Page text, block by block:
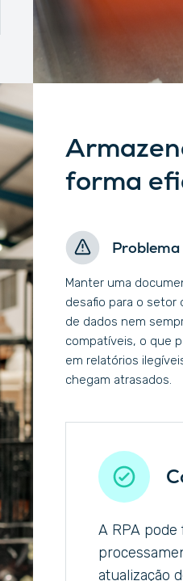
forma
Problema
Manter uma
desafio para o setor
de dados nem
compatíveis, o que
em relatórios
chegam atrasados.
A RPA
atualização